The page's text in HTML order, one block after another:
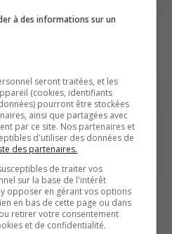
le serveur
pour ajouter
ce serveur !
S'inscrire
à des informations sur un
seront traitées, et les
(cookies, identifiants
pourront être stockées
ainsi que partagées avec
par ce site. Nos partenaires et
d'utiliser des données de
des partenaires.
de traiter vos
sur la base de l'intérêt
opposer en gérant vos options
en bas de cette page ou dans
retirer votre consentement
et de confidentialité.